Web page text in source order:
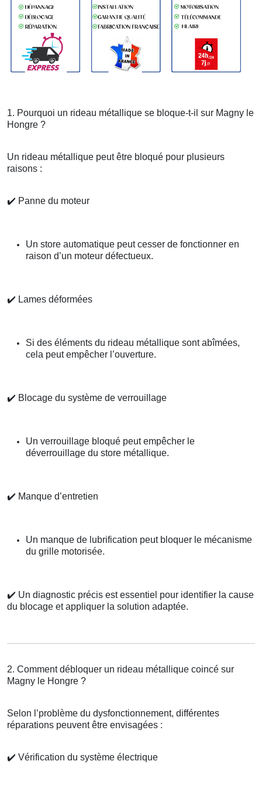
1. Pourquoi un rideau métallique se bloque-t-il sur Magny le
Hongre ?
Un rideau métallique peut être bloqué pour plusieurs
raisons :
✔️ Panne du moteur
Un store automatique peut cesser de fonctionner en
raison d’un moteur défectueux.
✔️ Lames déformées
Si des éléments du rideau métallique sont abîmées,
cela peut empêcher l’ouverture.
✔️ Blocage du système de verrouillage
Un verrouillage bloqué peut empêcher le
déverrouillage du store métallique.
✔️ Manque d’entretien
Un manque de lubrification peut bloquer le mécanisme
du grille motorisée.
✔️ Un diagnostic précis est essentiel pour identifier la cause
du blocage et appliquer la solution adaptée.
2. Comment débloquer un rideau métallique coincé sur
Magny le Hongre ?
Selon l’problème du dysfonctionnement, différentes
réparations peuvent être envisagées :
✔️ Vérification du système électrique